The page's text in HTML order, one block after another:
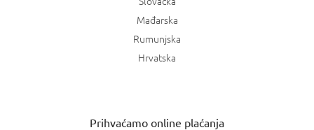
Mađarska
Rumunjska
Hrvatska
Prihvaćamo online plaćanja